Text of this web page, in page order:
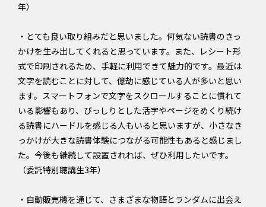
年）
・とても良い取り組みだと思いました。何気ない読書のきっ
かけを生み出してくれると思っています。また、レシート形
式で印刷されるため、手軽に利用できて魅力的です。最近は
文字を読むことに対して、億劫に感じている人が多いと思い
ます。スマートフォンで文字をスクロールすることに慣れて
いる影響もあり、びっしりとした活字やページをめくり続け
る読書にハードルを感じる人もいると思いますが、小さなき
っかけが大きな読書体験につながる可能性もあると感じまし
た。今後も継続して設置されれば、ぜひ利用したいです。
（委託特別聴講生3年）
・自動販売機を通じて、さまざまな物語とランダムに出会え